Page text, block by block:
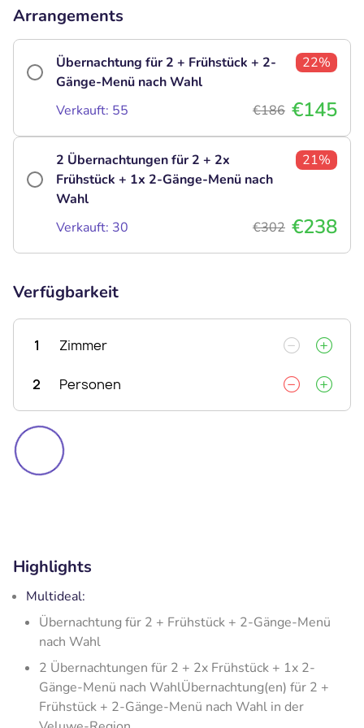
Arrangements
Übernachtung für 2 + Frühstück + 2-
Gänge-Menü nach Wahl
22%
Verkauft: 55 €186 €145
2 Übernachtungen für 2 + 2x
Frühstück + 1x 2-Gänge-Menü nach
Wahl
21%
Verkauft: 30 €302 €238
Verfügbarkeit
1 Zimmer
2 Personen
Highlights
Multideal:
Übernachtung für 2 + Frühstück + 2-Gänge-Menü
nach Wahl
2 Übernachtungen für 2 + 2x Frühstück + 1x 2-
Gänge-Menü nach WahlÜbernachtung(en) für 2 +
Frühstück + 2-Gänge-Menü nach Wahl in der